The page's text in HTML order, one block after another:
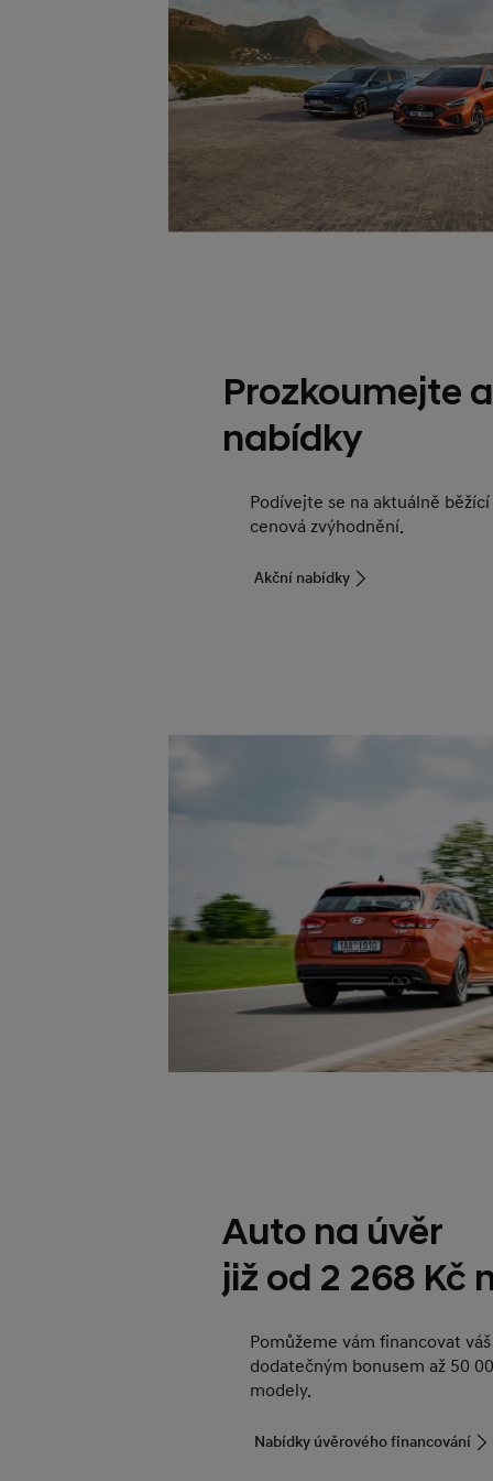
Prozkoumejte
nabídky
Podívejte se na aktuálně
cenová zvýhodnění.
Akční nabídky
Auto na úvěr
již od 2 268 Kč
Pomůžeme vám financovat
dodatečným bonusem až 50
modely.
Nabídky úvěrového financování